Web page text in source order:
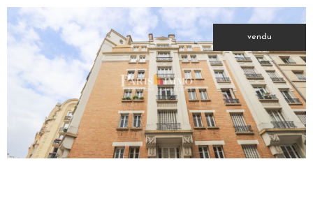
vendu